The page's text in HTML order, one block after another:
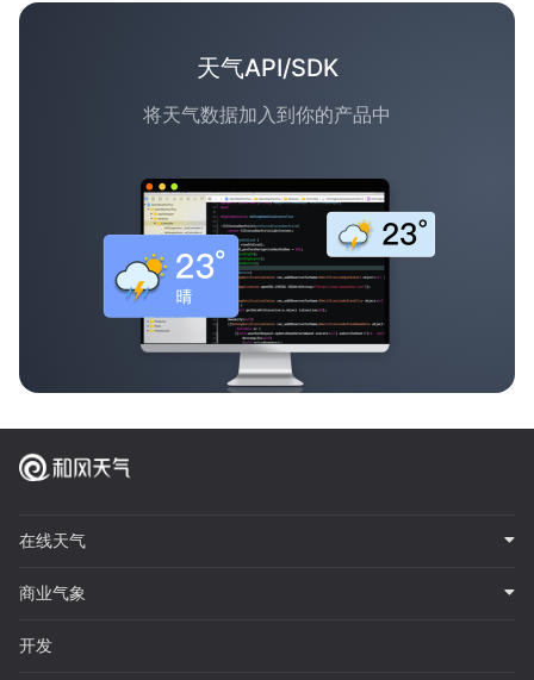
天气API/SDK
将天气数据加入到你的产品中
在线天气
商业气象
开发